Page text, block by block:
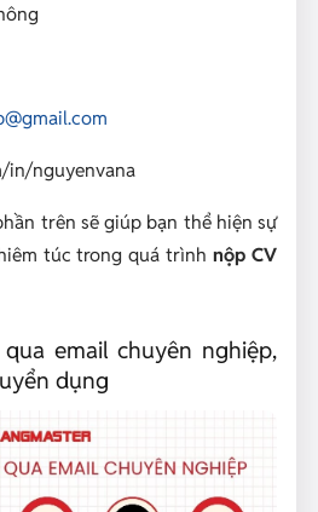
in/nguyenvana
trên sẽ giúp bạn thể hiện sự
túc trong quá trìnhnộp CV
email chuyên nghiệp,
dụng